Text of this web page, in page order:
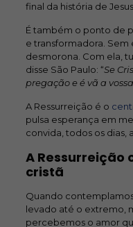
final da história de Jesus.
É também o ponto de
e transformadora.
desmorona. Com ela,
disse São Paulo: “Se
pregação e é vã a
A Ressurreição é o
pulsa esperança em
convida, todos os dias,
A Ressurreição
cristã
Quando
levado até o extremo,
percebemos o amor